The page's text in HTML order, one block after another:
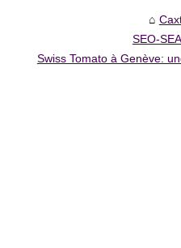
SEO-
Swiss Tomato à Genève: